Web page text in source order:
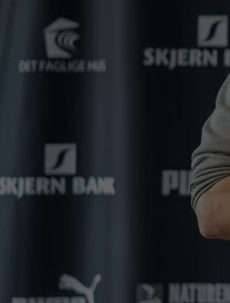
Skjern Bank Grand
Køb Billet